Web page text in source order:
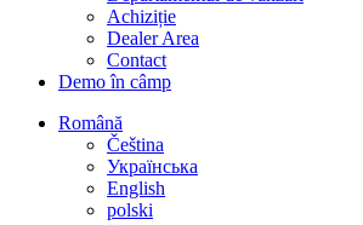
Achiziție
Dealer Area
Contact
Demo în câmp
Română
Čeština
Українська
English
polski